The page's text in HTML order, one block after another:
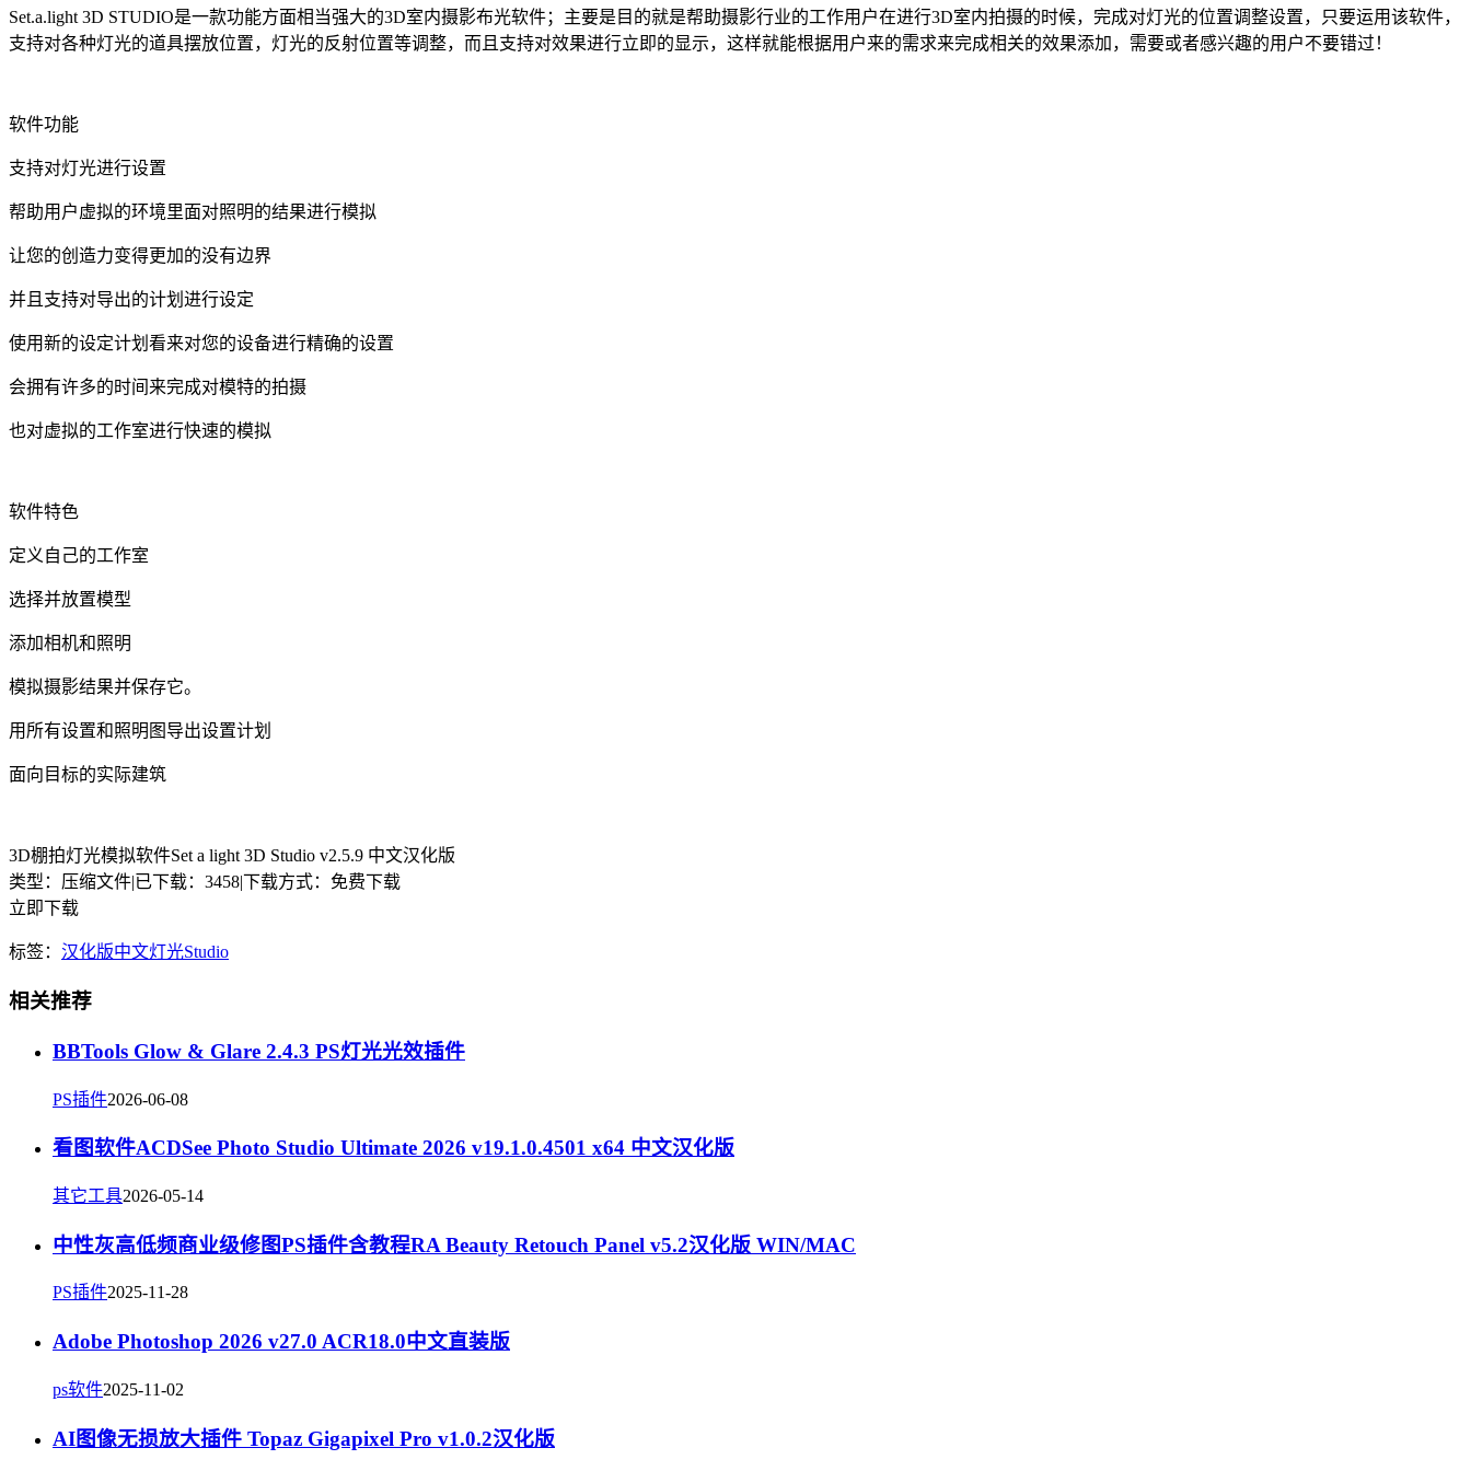
Set.a.light 3D STUDIO是一款功能方面相当强大的3D室内摄影布光软件；主要是目的就是帮助摄影行业的工作用户在进行3D室内拍摄的时候，完成对灯光的位置调整设置，只要运用该软件，
支持对各种灯光的道具摆放位置，灯光的反射位置等调整，而且支持对效果进行立即的显示，这样就能根据用户来的需求来完成相关的效果添加，需要或者感兴趣的用户不要错过！
软件功能
支持对灯光进行设置
帮助用户虚拟的环境里面对照明的结果进行模拟
让您的创造力变得更加的没有边界
并且支持对导出的计划进行设定
使用新的设定计划看来对您的设备进行精确的设置
会拥有许多的时间来完成对模特的拍摄
也对虚拟的工作室进行快速的模拟
软件特色
定义自己的工作室
选择并放置模型
添加相机和照明
模拟摄影结果并保存它。
用所有设置和照明图导出设置计划
面向目标的实际建筑
3D棚拍灯光模拟软件Set a light 3D Studio v2.5.9 中文汉化版
类型：压缩文件|已下载：3458|下载方式：免费下载
立即下载
标签： 汉化版中文灯光Studio
相关推荐
BBTools Glow & Glare 2.4.3 PS灯光光效插件
PS插件2026-06-08
看图软件ACDSee Photo Studio Ultimate 2026 v19.1.0.4501 x64 中文汉化版
其它工具2026-05-14
中性灰高低频商业级修图PS插件含教程RA Beauty Retouch Panel v5.2汉化版 WIN/MAC
PS插件2025-11-28
Adobe Photoshop 2026 v27.0 ACR18.0中文直装版
ps软件2025-11-02
AI图像无损放大插件 Topaz Gigapixel Pro v1.0.2汉化版